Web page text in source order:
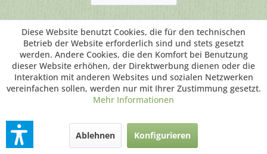
Webdesignby HomepageWartung24.de
Diese Website benutzt Cookies, die für den technischen
Betrieb der Website erforderlich sind und stets gesetzt
werden. Andere Cookies, die den Komfort bei Benutzung
dieser Website erhöhen, der Direktwerbung dienen oder die
Interaktion mit anderen Websites und sozialen Netzwerken
vereinfachen sollen, werden nur mit Ihrer Zustimmung gesetzt.
Mehr Informationen
Ablehnen Konfigurieren